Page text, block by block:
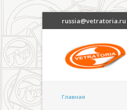
russia@vetratoria.ru
Главная